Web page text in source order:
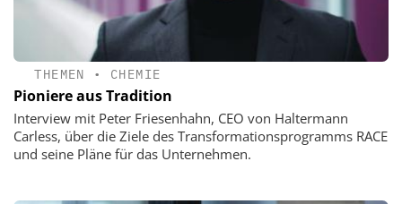
THEMEN • CHEMIE
Pioniere aus Tradition
Interview mit Peter Friesenhahn, CEO von Haltermann
Carless, über die Ziele des Transformationsprogramms RACE
und seine Pläne für das Unternehmen.